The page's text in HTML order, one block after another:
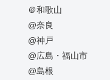
＠和歌山
@奈良
@神戸
@広島・福山市
@島根